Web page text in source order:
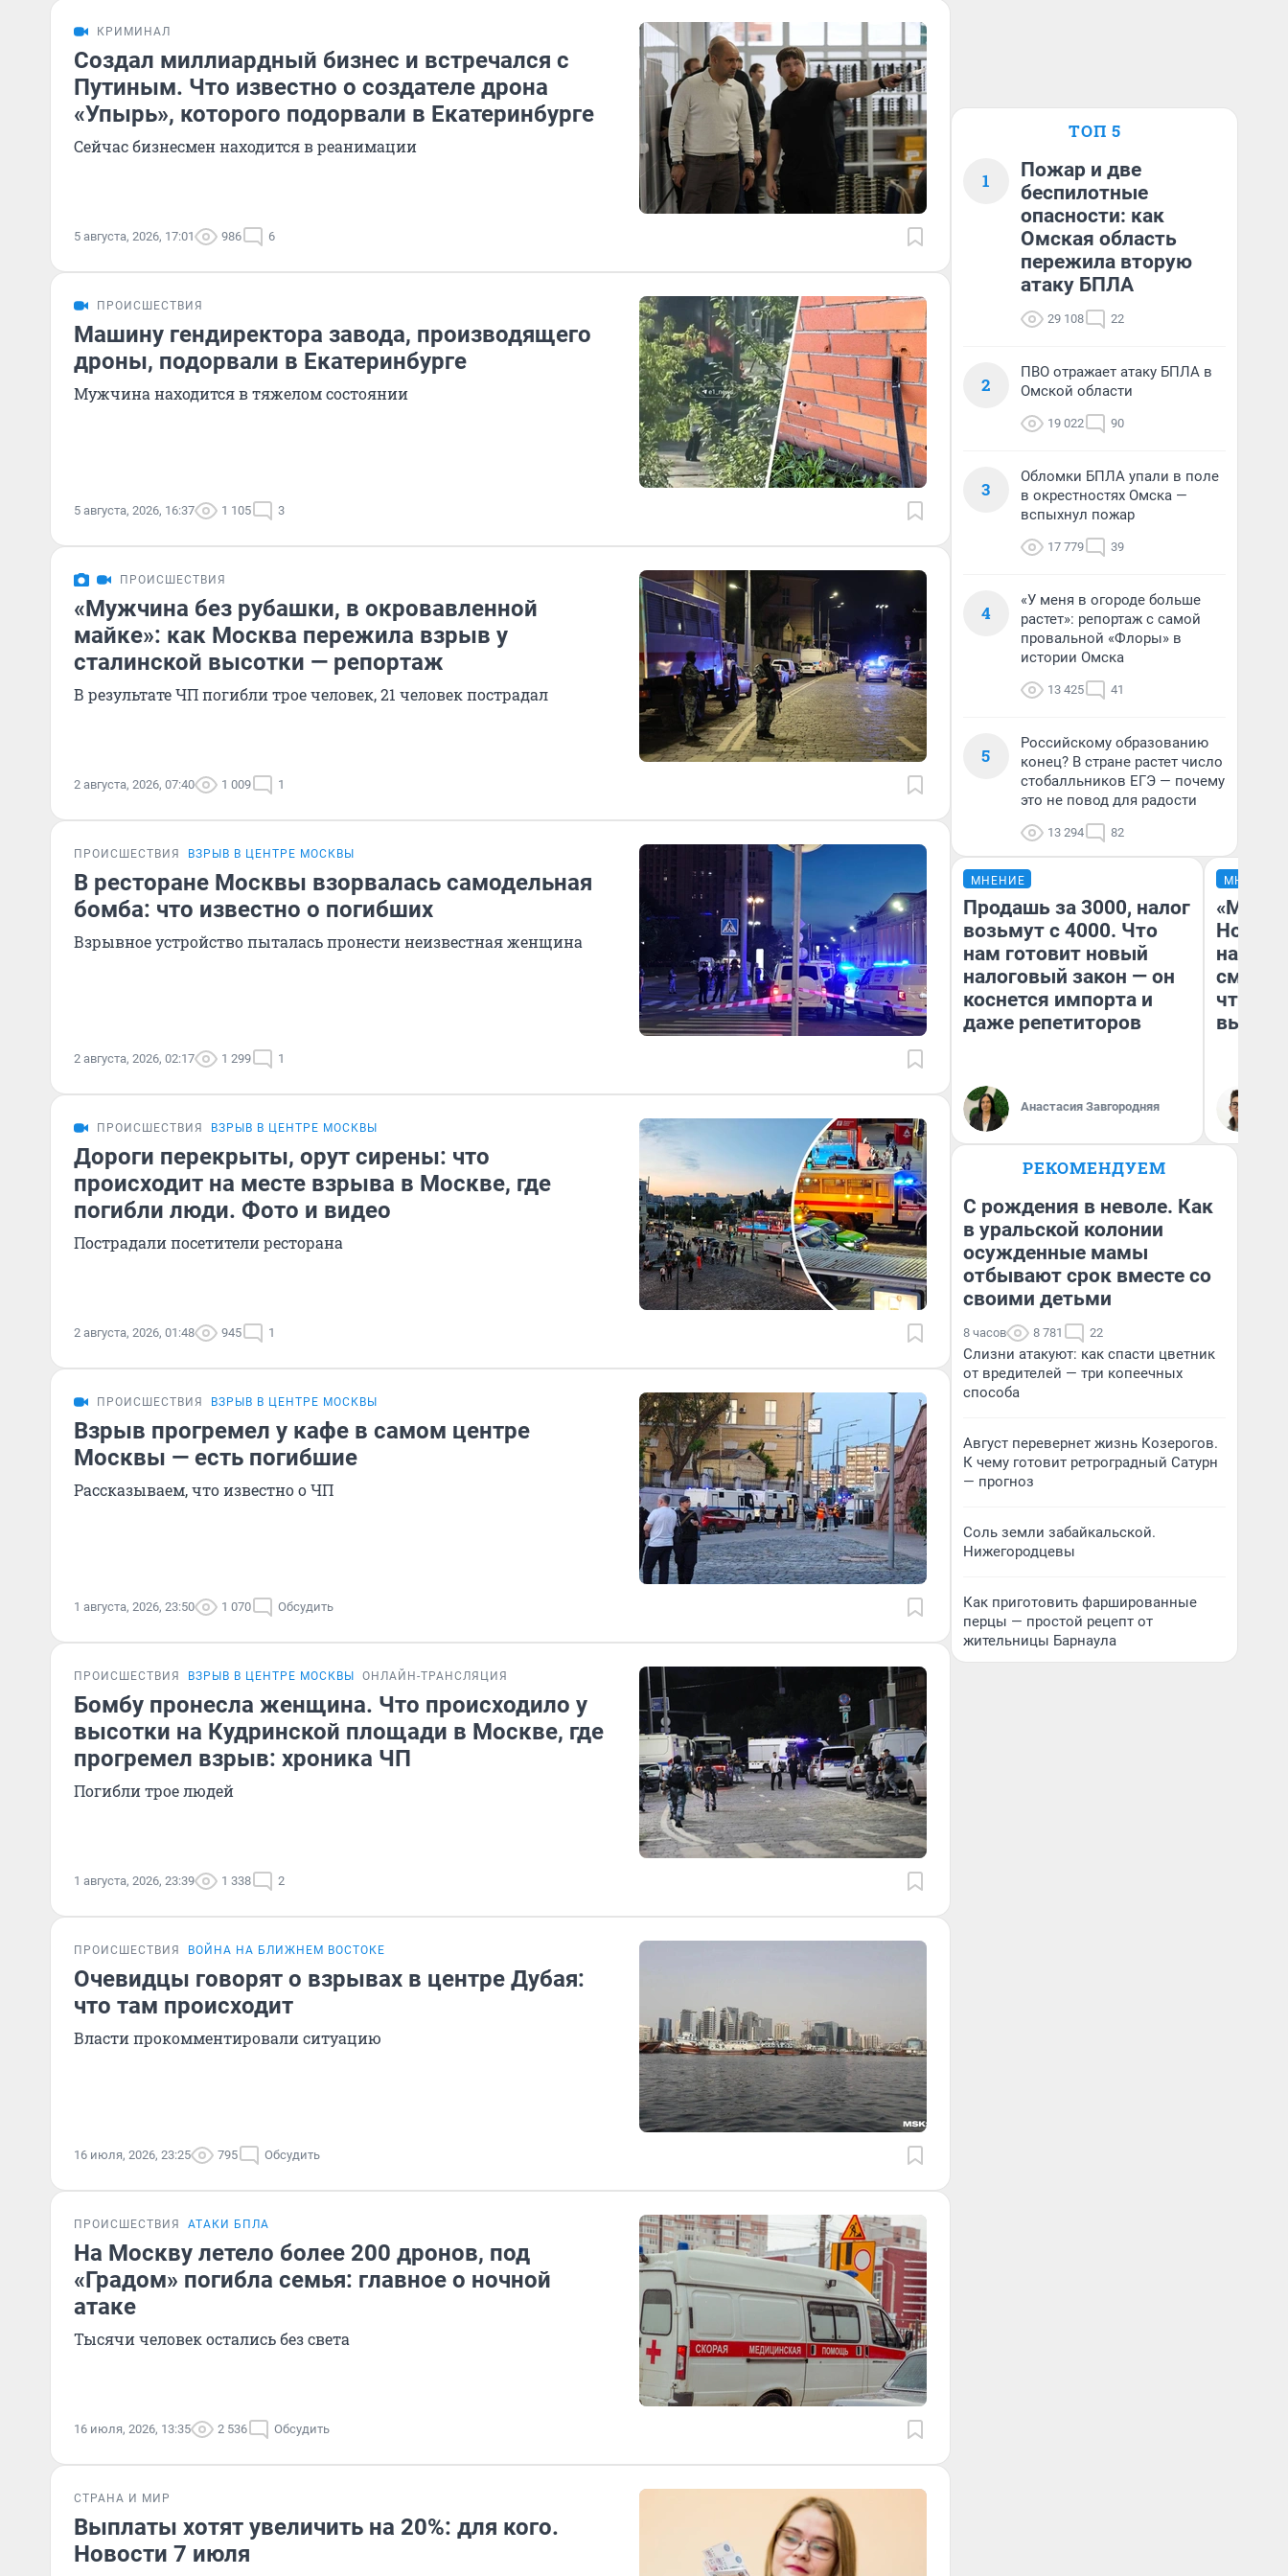
КРИМИНАЛ
Создал миллиардный бизнес и встречался с
Путиным. Что известно о создателе дрона
«Упырь», которого подорвали в Екатеринбурге
Сейчас бизнесмен находится в реанимации
5 августа, 2026, 17:01 986 6
ПРОИСШЕСТВИЯ
Машину гендиректора завода, производящего
дроны, подорвали в Екатеринбурге
Мужчина находится в тяжелом состоянии
5 августа, 2026, 16:37 1 105 3
ПРОИСШЕСТВИЯ
«Мужчина без рубашки, в окровавленной
майке»: как Москва пережила взрыв у
сталинской высотки — репортаж
В результате ЧП погибли трое человек, 21 человек пострадал
2 августа, 2026, 07:40 1 009 1
ПРОИСШЕСТВИЯ ВЗРЫВ В ЦЕНТРЕ МОСКВЫ
В ресторане Москвы взорвалась самодельная
бомба: что известно о погибших
Взрывное устройство пыталась пронести неизвестная женщина
2 августа, 2026, 02:17 1 299 1
ПРОИСШЕСТВИЯ ВЗРЫВ В ЦЕНТРЕ МОСКВЫ
Дороги перекрыты, орут сирены: что
происходит на месте взрыва в Москве, где
погибли люди. Фото и видео
Пострадали посетители ресторана
2 августа, 2026, 01:48 945 1
ПРОИСШЕСТВИЯ ВЗРЫВ В ЦЕНТРЕ МОСКВЫ
Взрыв прогремел у кафе в самом центре
Москвы — есть погибшие
Рассказываем, что известно о ЧП
1 августа, 2026, 23:50 1 070 Обсудить
ПРОИСШЕСТВИЯ ВЗРЫВ В ЦЕНТРЕ МОСКВЫ ОНЛАЙН-ТРАНСЛЯЦИЯ
Бомбу пронесла женщина. Что происходило у
высотки на Кудринской площади в Москве, где
прогремел взрыв: хроника ЧП
Погибли трое людей
1 августа, 2026, 23:39 1 338 2
ПРОИСШЕСТВИЯ ВОЙНА НА БЛИЖНЕМ ВОСТОКЕ
Очевидцы говорят о взрывах в центре Дубая:
что там происходит
Власти прокомментировали ситуацию
16 июля, 2026, 23:25 795 Обсудить
ПРОИСШЕСТВИЯ АТАКИ БПЛА
На Москву летело более 200 дронов, под
«Градом» погибла семья: главное о ночной
атаке
Тысячи человек остались без света
16 июля, 2026, 13:35 2 536 Обсудить
СТРАНА И МИР
Выплаты хотят увеличить на 20%: для кого.
Новости 7 июля
ТОП 5
1
Пожар и две
беспилотные
опасности: как
Омская область
пережила вторую
атаку БПЛА
29 108 22
2
ПВО отражает атаку БПЛА в
Омской области
19 022 90
3
Обломки БПЛА упали в поле
в окрестностях Омска —
вспыхнул пожар
17 779 39
4
«У меня в огороде больше
растет»: репортаж с самой
провальной «Флоры» в
истории Омска
13 425 41
5
Российскому образованию
конец? В стране растет число
стобалльников ЕГЭ — почему
это не повод для радости
13 294 82
МНЕНИЕ
Продашь за 3000, налог
возьмут с 4000. Что
нам готовит новый
налоговый закон — он
коснется импорта и
даже репетиторов
Анастасия Завгородняя
МНЕНИЕ
«Мы
чтобы
РЕКОМЕНДУЕМ
С рождения в неволе. Как
в уральской колонии
осужденные мамы
отбывают срок вместе со
своими детьми
8 часов 8 781 22
Слизни атакуют: как спасти цветник
от вредителей — три копеечных
способа
Август перевернет жизнь Козерогов.
К чему готовит ретроградный Сатурн
— прогноз
Соль земли забайкальской.
Нижегородцевы
Как приготовить фаршированные
перцы — простой рецепт от
жительницы Барнаула